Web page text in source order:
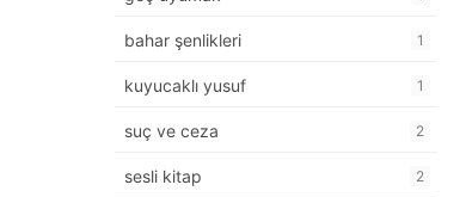
bahar şenlikleri 1
kuyucaklı yusuf 1
suç ve ceza 2
sesli kitap 2